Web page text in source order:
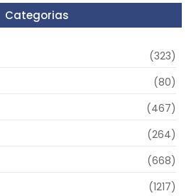
Categorias
(323)
(80)
(467)
(264)
(668)
(1217)